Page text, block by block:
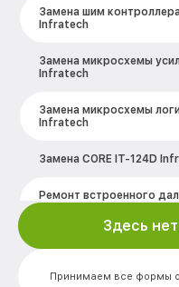
Замена шим
Infratech
Замена микросхемы
Infratech
Замена микросхемы
Infratech
Замена CORE IT-124D
Ремонт встроенного
Принимаем все формы
Здесь